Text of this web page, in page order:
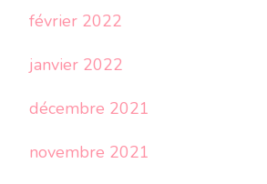
février 2022
janvier 2022
décembre 2021
novembre 2021